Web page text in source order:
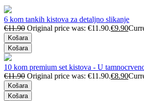
6 kom tankih kistova za detaljno slikanje
€11.90 Original price was: €11.90.€9.90
Košara
Košara
10 kom premium set kistova - U
€11.90 Original price was: €11.90.€8.90
Košara
Košara